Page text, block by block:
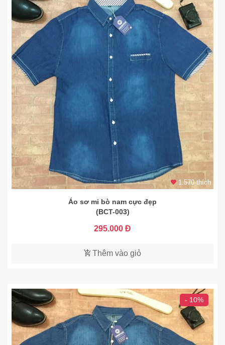
1.570 thích
Áo sơ mi bò nam cực đẹp
(BCT-003)
295.000 Đ
Thêm vào giỏ
- 10%